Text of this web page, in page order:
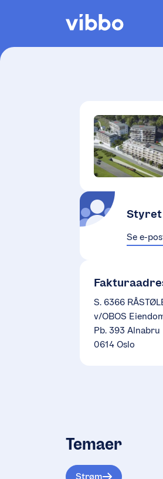
Styret
Se e-
S. 6366
v/OBOS
Pb. 393 Alnabru
0614 Oslo
Temaer
Strøm